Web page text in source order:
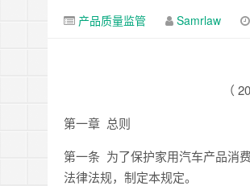
产品质量监管 Samrlaw
（
第一章 总则
第一条 为了保护家用汽车产品消
法律法规，制定本规定。